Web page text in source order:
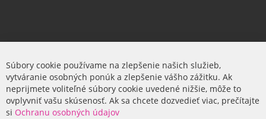
Firma
O nás
Súbory cookie používame na zlepšenie našich služieb,
vytváranie osobných ponúk a zlepšenie vášho zážitku. Ak
neprijmete voliteľné súbory cookie uvedené nižšie, môže to
ovplyvniť vašu skúsenosť. Ak sa chcete dozvedieť viac, prečítajte
si Ochranu osobných údajov